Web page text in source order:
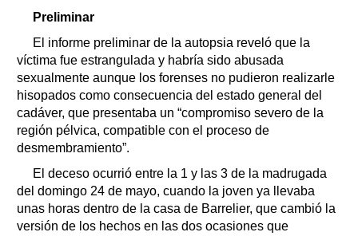
Preliminar
El informe preliminar de la autopsia reveló que la
víctima fue estrangulada y habría sido abusada
sexualmente aunque los forenses no pudieron realizarle
hisopados como consecuencia del estado general del
cadáver, que presentaba un “compromiso severo de la
región pélvica, compatible con el proceso de
desmembramiento”.
El deceso ocurrió entre la 1 y las 3 de la madrugada
del domingo 24 de mayo, cuando la joven ya llevaba
unas horas dentro de la casa de Barrelier, que cambió la
versión de los hechos en las dos ocasiones que